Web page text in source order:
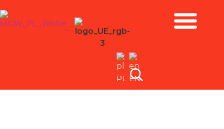
PL EN